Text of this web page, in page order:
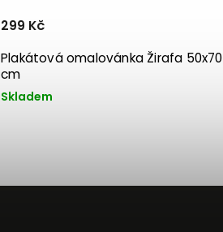
Plakátová omalovánka Žirafa 50x70
cm
Skladem
299 Kč